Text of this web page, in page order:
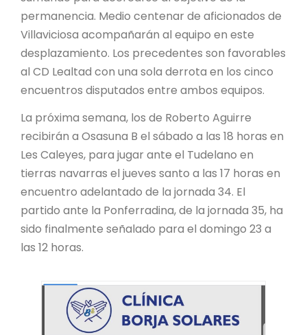
permanencia. Medio centenar de aficionados de
Villaviciosa acompañarán al equipo en este
desplazamiento. Los precedentes son favorables
al CD Lealtad con una sola derrota en los cinco
encuentros disputados entre ambos equipos.
La próxima semana, los de Roberto Aguirre
recibirán a Osasuna B el sábado a las 18 horas en
Les Caleyes, para jugar ante el Tudelano en
tierras navarras el jueves santo a las 17 horas en
encuentro adelantado de la jornada 34. El
partido ante la Ponferradina, de la jornada 35, ha
sido finalmente señalado para el domingo 23 a
las 12 horas.